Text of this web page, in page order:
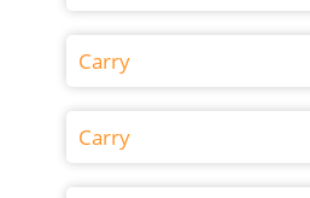
Carry
Carry